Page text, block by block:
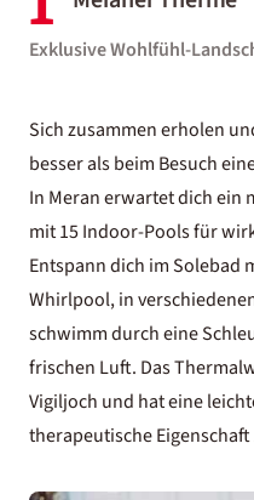
Exklusive Wohlfühl-
Sich zusammen erholen
besser als beim Besuch
In Meranerwartet dich ein
mit 15 Indoor-Pools für
Entspann dich im Solebad
Whirlpool, in
schwimm durch eine
frischen Luft. Das
Vigiljoch und hat eine
therapeutische